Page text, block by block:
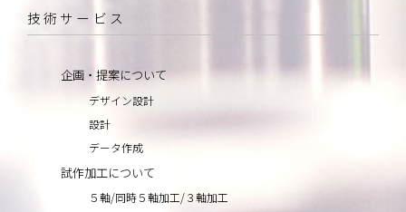
技術サービス
企画・提案について
デザイン設計
設計
データ作成
試作加工について
５軸/同時５軸加工/３軸加工